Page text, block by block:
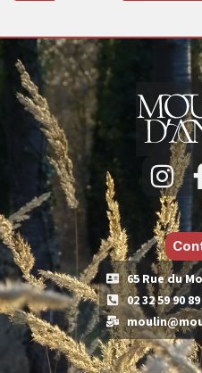
65 Rue du
02 32 59 90 89